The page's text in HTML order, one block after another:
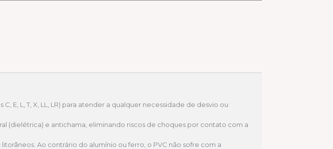
E, L, T, X, LL, LR) para atender a qualquer necessidade de desvio ou
(dielétrica) e antichama, eliminando riscos de choques por contato com a
Ao contrário do alumínio ou ferro, o PVC não sofre com a